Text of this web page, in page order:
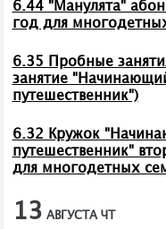
6.44 "Манулята"
год для
6.35 Пробные
занятие
путешественник")
6.32 Кружок
путешественник"
для многодетных
13 АВГУСТА ЧТ